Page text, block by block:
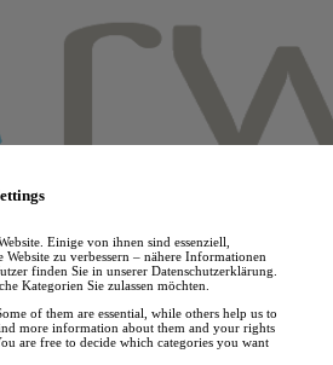
Einige von ihnen sind essenziell,
Website zu verbessern – nähere Informationen
finden Sie in unserer Datenschutzerklärung.
Kategorien Sie zulassen möchten.
of them are essential, while others help us to
more information about them and your rights
are free to decide which categories you want